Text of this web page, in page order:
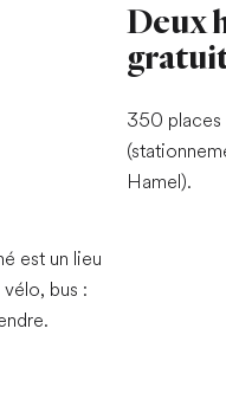
est un lieu
bus :
Deux
350 places
Hamel).